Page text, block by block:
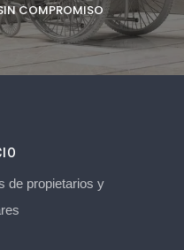
COMPROMISO
de propietarios y